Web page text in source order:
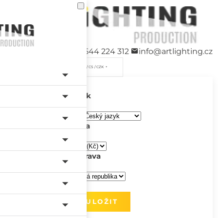
+420 544 224 312 info@artlighting.cz
/ CS / CZK
Jazyk
Měna
Doprava